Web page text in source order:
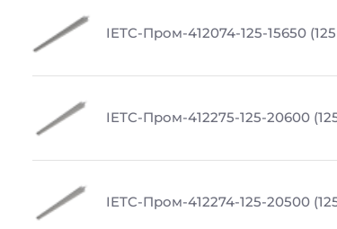
IETC-Пром-412074-125-15650
IETC-Пром-412275-125-20600
IETC-Пром-412274-125-20500